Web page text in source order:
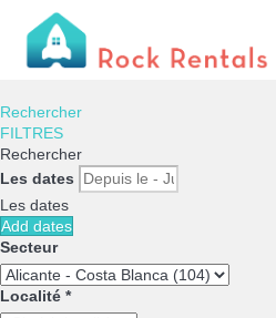
Rechercher
FILTRES
Rechercher
Les dates
Les dates
Add dates
Secteur
Localité *